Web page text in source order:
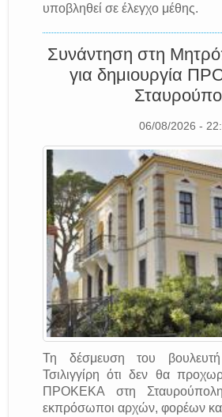
υποβληθεί σε έλεγχο μέθης.
Συνάντηση στη
για δημιουργία
06/08/2026 -
Τη δέσμευση του
Τσιλιγγίρη ότι δεν θα
ΠΡΟΚΕΚΑ στη
εκπρόσωποι αρχών, φορέων και